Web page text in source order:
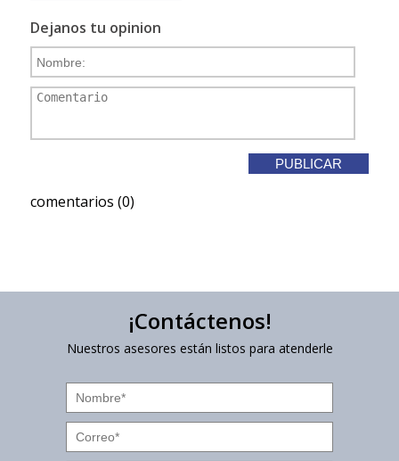
Dejanos tu opinion
comentarios (0)
¡Contáctenos!
Nuestros asesores están listos para atenderle